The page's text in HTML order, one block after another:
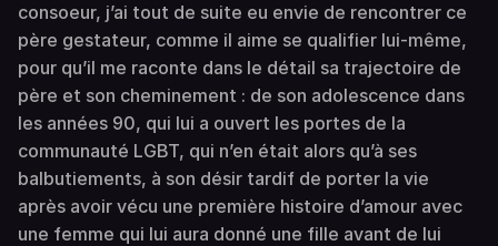
consoeur, j’ai tout de suite eu envie de rencontrer ce
père gestateur, comme il aime se qualifier lui-même,
pour qu’il me raconte dans le détail sa trajectoire de
père et son cheminement : de son adolescence dans
les années 90, qui lui a ouvert les portes de la
communauté LGBT, qui n’en était alors qu’à ses
balbutiements, à son désir tardif de porter la vie
après avoir vécu une première histoire d’amour avec
une femme qui lui aura donné une fille avant de lui